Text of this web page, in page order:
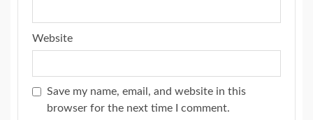
Website
Save my name, email, and website in this
browser for the next time I comment.